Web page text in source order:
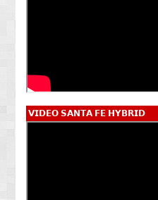
𝗩𝗜𝗗𝗘𝗢 𝗦𝗔𝗡𝗧𝗔 𝗙𝗘 𝗛𝗬𝗕𝗥𝗜𝗗